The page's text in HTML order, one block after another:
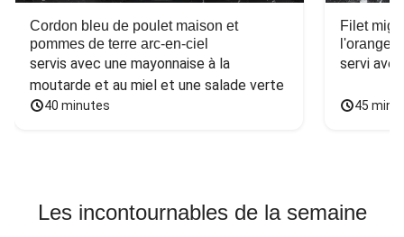
Cordon bleu de poulet maison et
pommes de terre arc-en-ciel
servis avec une mayonnaise à la
moutarde et au miel et une salade verte
40 minutes
Filet
l'orange
servi
45
Les incontournables de la semaine